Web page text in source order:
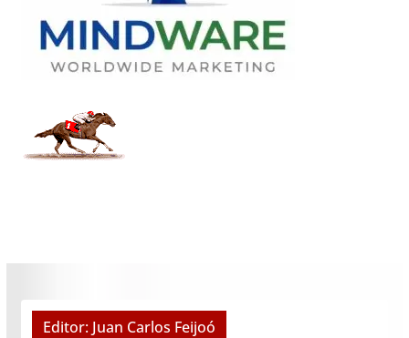
Editor: Juan Carlos Feijoó